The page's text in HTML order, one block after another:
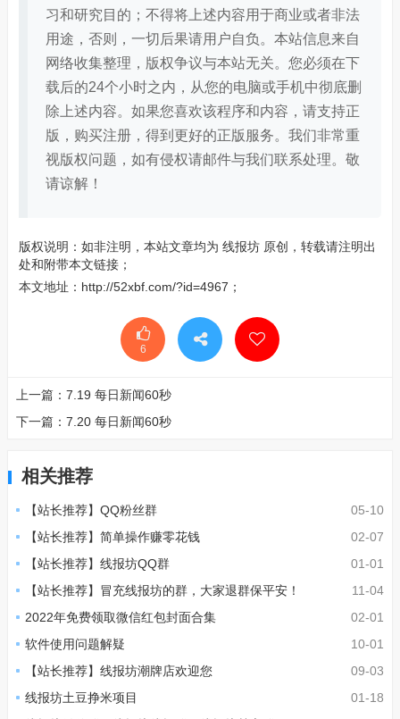
习和研究目的；不得将上述内容用于商业或者非法
用途，否则，一切后果请用户自负。本站信息来自
网络收集整理，版权争议与本站无关。您必须在下
载后的24个小时之内，从您的电脑或手机中彻底删
除上述内容。如果您喜欢该程序和内容，请支持正
版，购买注册，得到更好的正版服务。我们非常重
视版权问题，如有侵权请邮件与我们联系处理。敬
请谅解！
版权说明：如非注明，本站文章均为 线报坊 原创，转载请注明出
处和附带本文链接；
本文地址： http://52xbf.com/?id=4967 ；
6
上一篇： 7.19 每日新闻60秒
下一篇： 7.20 每日新闻60秒
相关推荐
05-10
【站长推荐】QQ粉丝群
02-07
【站长推荐】简单操作赚零花钱
01-01
【站长推荐】线报坊QQ群
11-04
【站长推荐】冒充线报坊的群，大家退群保平安！
02-01
2022年免费领取微信红包封面合集
10-01
软件使用问题解疑
09-03
【站长推荐】线报坊潮牌店欢迎您
01-18
线报坊土豆挣米项目